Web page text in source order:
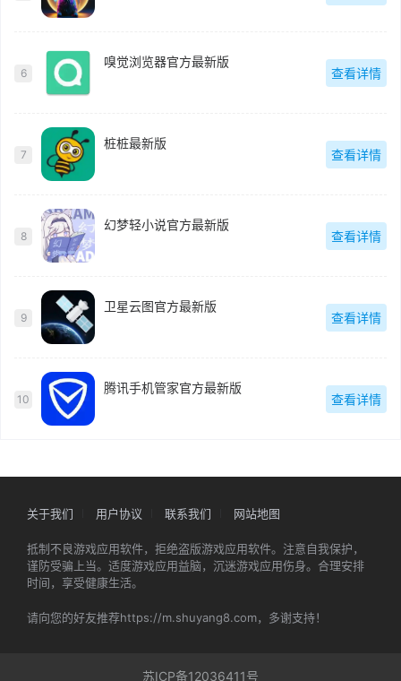
6
嗅觉浏览器官方最新版
查看详情
7
桩桩最新版
查看详情
8
幻梦轻小说官方最新版
查看详情
9
卫星云图官方最新版
查看详情
10
腾讯手机管家官方最新版
查看详情
关于我们 用户协议 联系我们 网站地图
抵制不良游戏应用软件，拒绝盗版游戏应用软件。注意自我保护，
谨防受骗上当。适度游戏应用益脑，沉迷游戏应用伤身。合理安排
时间，享受健康生活。
请向您的好友推荐https://m.shuyang8.com，多谢支持！
苏ICP备12036411号